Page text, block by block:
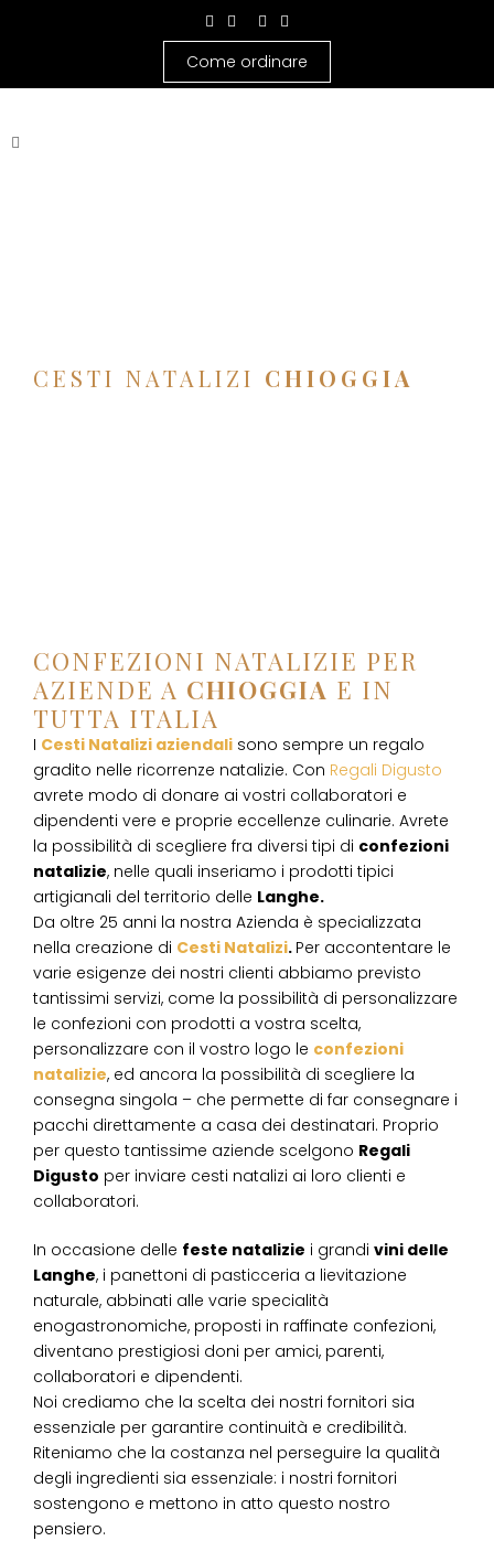
Come ordinare
CESTI NATALIZI CHIOGGIA
CONFEZIONI NATALIZIE PER
AZIENDE A CHIOGGIA E IN
TUTTA ITALIA
I Cesti Natalizi aziendali sono sempre un regalo
gradito nelle ricorrenze natalizie. Con Regali Digusto
avrete modo di donare ai vostri collaboratori e
dipendenti vere e proprie eccellenze culinarie. Avrete
la possibilità di scegliere fra diversi tipi di confezioni
natalizie, nelle quali inseriamo i prodotti tipici
artigianali del territorio delle Langhe.
Da oltre 25 anni la nostra Azienda è specializzata
nella creazione di Cesti Natalizi. Per accontentare le
varie esigenze dei nostri clienti abbiamo previsto
tantissimi servizi, come la possibilità di personalizzare
le confezioni con prodotti a vostra scelta,
personalizzare con il vostro logo le confezioni
natalizie, ed ancora la possibilità di scegliere la
consegna singola – che permette di far consegnare i
pacchi direttamente a casa dei destinatari. Proprio
per questo tantissime aziende scelgono Regali
Digusto per inviare cesti natalizi ai loro clienti e
collaboratori.
In occasione delle feste natalizie i grandi vini delle
Langhe, i panettoni di pasticceria a lievitazione
naturale, abbinati alle varie specialità
enogastronomiche, proposti in raffinate confezioni,
diventano prestigiosi doni per amici, parenti,
collaboratori e dipendenti.
Noi crediamo che la scelta dei nostri fornitori sia
essenziale per garantire continuità e credibilità.
Riteniamo che la costanza nel perseguire la qualità
degli ingredienti sia essenziale: i nostri fornitori
sostengono e mettono in atto questo nostro
pensiero.